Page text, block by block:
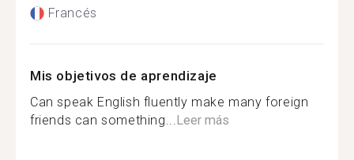
Francés
Mis objetivos de aprendizaje
Can speak English fluently make many foreign
friends can something...Leer más